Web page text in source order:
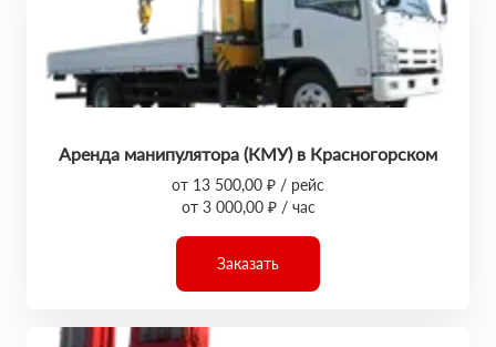
Аренда манипулятора (КМУ) в Красногорском
от 13 500,00 ₽ / рейс
от 3 000,00 ₽ / час
Заказать